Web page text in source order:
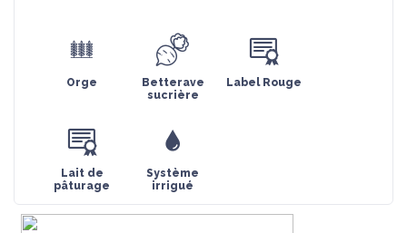
Orge
Betterave
sucrière
Label Rouge
Lait de
pâturage
Système
irrigué